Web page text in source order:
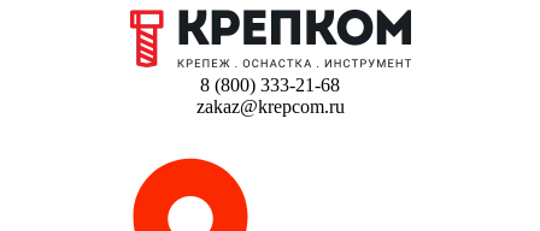
8 (800) 333-21-68
zakaz@krepcom.ru